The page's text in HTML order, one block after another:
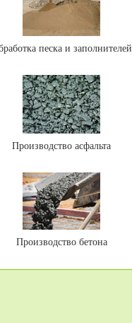
песка и заполнителей
Производство асфальта
Производство бетона